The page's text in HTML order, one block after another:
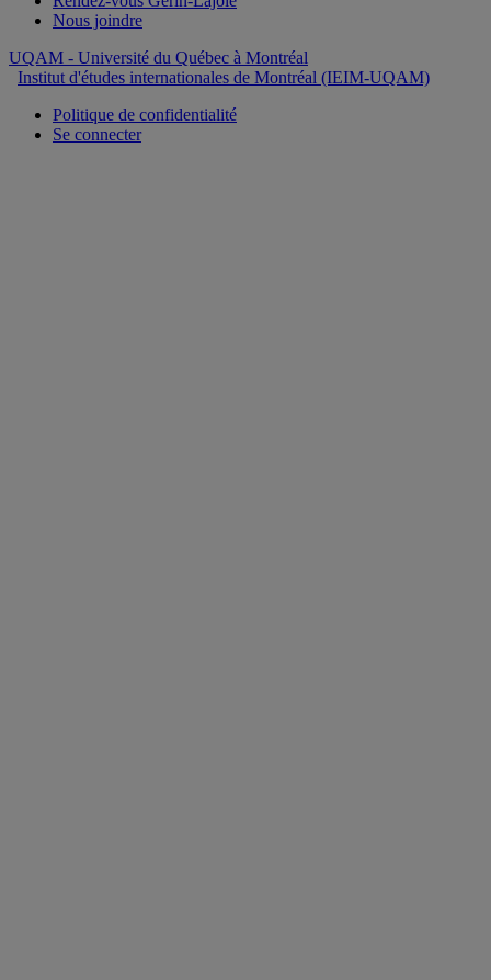
Nous joindre
UQAM - Université du Québec à Montréal
Institut d'études internationales de Montréal (IEIM-UQAM)
Politique de confidentialité
Se connecter